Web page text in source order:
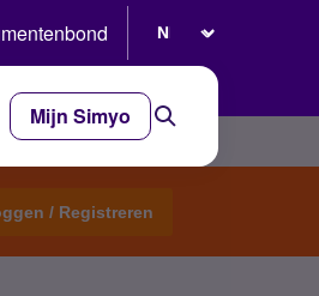
Mijn Simyo
/ Registreren